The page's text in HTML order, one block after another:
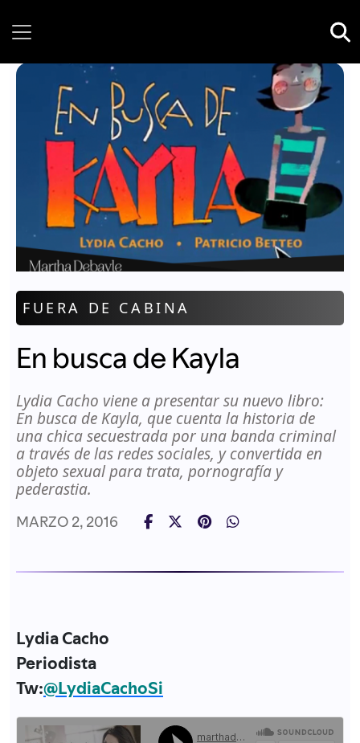
FUERA DE CABINA
En busca de Kayla
Lydia Cacho viene a presentar su nuevo libro:
En busca de Kayla, que cuenta la historia de
una chica secuestrada por una banda criminal
a través de las redes sociales, y convertida en
objeto sexual para trata, pornografía y
pederastia.
MARZO 2, 2016
Lydia Cacho
Periodista
Tw:@LydiaCachoSi